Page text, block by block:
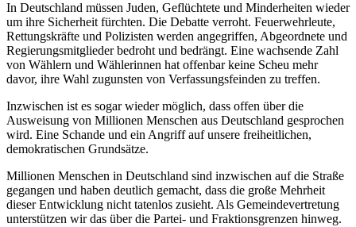
In Deutschland müssen Juden, Geflüchtete und Minderheiten wieder
um ihre Sicherheit fürchten. Die Debatte verroht. Feuerwehrleute,
Rettungskräfte und Polizisten werden angegriffen, Abgeordnete und
Regierungsmitglieder bedroht und bedrängt. Eine wachsende Zahl
von Wählern und Wählerinnen hat offenbar keine Scheu mehr
davor, ihre Wahl zugunsten von Verfassungsfeinden zu treffen.
Inzwischen ist es sogar wieder möglich, dass offen über die
Ausweisung von Millionen Menschen aus Deutschland gesprochen
wird. Eine Schande und ein Angriff auf unsere freiheitlichen,
demokratischen Grundsätze.
Millionen Menschen in Deutschland sind inzwischen auf die Straße
gegangen und haben deutlich gemacht, dass die große Mehrheit
dieser Entwicklung nicht tatenlos zusieht. Als Gemeindevertretung
unterstützen wir das über die Partei- und Fraktionsgrenzen hinweg.